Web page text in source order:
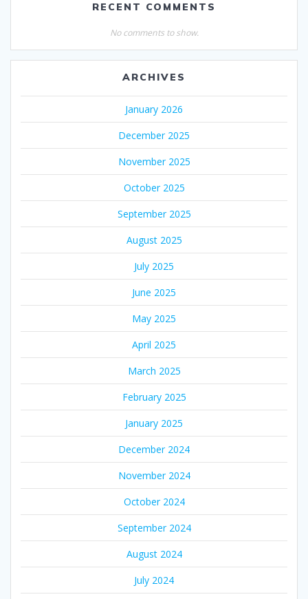
RECENT COMMENTS
No comments to show.
ARCHIVES
January 2026
December 2025
November 2025
October 2025
September 2025
August 2025
July 2025
June 2025
May 2025
April 2025
March 2025
February 2025
January 2025
December 2024
November 2024
October 2024
September 2024
August 2024
July 2024